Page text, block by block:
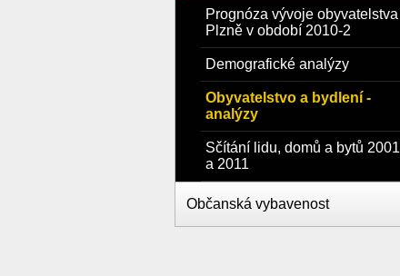
Prognóza vývoje obyvatelstva
Plzně v období 2010-2
Demografické analýzy
Obyvatelstvo a bydlení -
analýzy
Sčítání lidu, domů a bytů 2001
a 2011
Občanská vybavenost